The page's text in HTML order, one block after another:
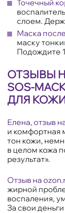
Точечный
слоем.
Маска
маску
Подождите
ОТЗЫВЫ
SOS-
ДЛЯ
Елена, отзыв
и комфортная
тон кожи,
в целом кожа
результат».
Отзыв на ozon.
жирной
воспаления,
За свои